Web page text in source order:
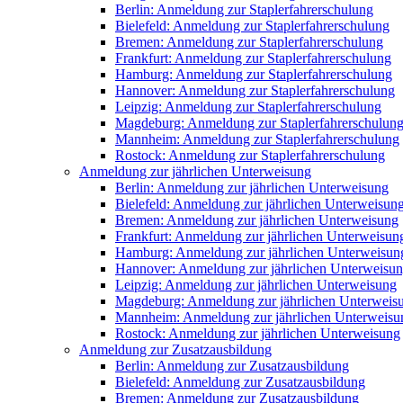
Berlin: Anmeldung zur Staplerfahrerschulung
Bielefeld: Anmeldung zur Staplerfahrerschulung
Bremen: Anmeldung zur Staplerfahrerschulung
Frankfurt: Anmeldung zur Staplerfahrerschulung
Hamburg: Anmeldung zur Staplerfahrerschulung
Hannover: Anmeldung zur Staplerfahrerschulung
Leipzig: Anmeldung zur Staplerfahrerschulung
Magdeburg: Anmeldung zur Staplerfahrerschulung
Mannheim: Anmeldung zur Staplerfahrerschulung
Rostock: Anmeldung zur Staplerfahrerschulung
Anmeldung zur jährlichen Unterweisung
Berlin: Anmeldung zur jährlichen Unterweisung
Bielefeld: Anmeldung zur jährlichen
Bremen: Anmeldung zur jährlichen Unterweisung
Frankfurt: Anmeldung zur jährlichen
Hamburg: Anmeldung zur jährlichen
Hannover: Anmeldung zur jährlichen
Leipzig: Anmeldung zur jährlichen Unterweisung
Magdeburg: Anmeldung zur jährlichen
Mannheim: Anmeldung zur jährlichen
Rostock: Anmeldung zur jährlichen Unterweisung
Anmeldung zur Zusatzausbildung
Berlin: Anmeldung zur Zusatzausbildung
Bielefeld: Anmeldung zur Zusatzausbildung
Bremen: Anmeldung zur Zusatzausbildung